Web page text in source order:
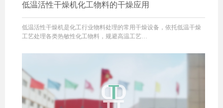
低温活性干燥机化工物料的干燥应用
低温活性干燥机是化工行业物料处理的常用干燥设备，依托低温干燥
工艺处理各类热敏性化工物料，规避高温工艺…